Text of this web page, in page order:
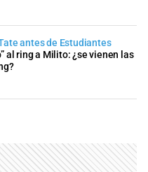
antes de Estudiantes
al ring a Milito: ¿se vienen las